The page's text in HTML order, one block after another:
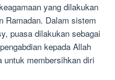
yang dilakukan
Ramadan. Dalam sistem
puasa dilakukan sebagai
kepada Allah
untuk membersihkan diri